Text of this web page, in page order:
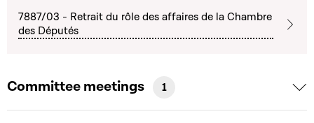
7887/03 - Retrait du rôle des affaires de la Chambre
des Députés
Committee meetings 1